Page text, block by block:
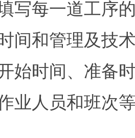
写每一道工序
间和管理及技
始时间、准备
业人员和班次